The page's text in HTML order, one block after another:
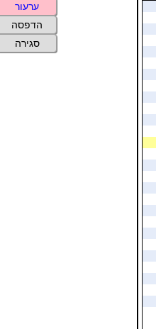
ערעור
הדפסה
סגירה